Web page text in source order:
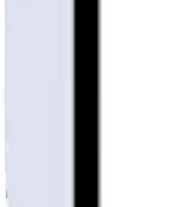
publicidad